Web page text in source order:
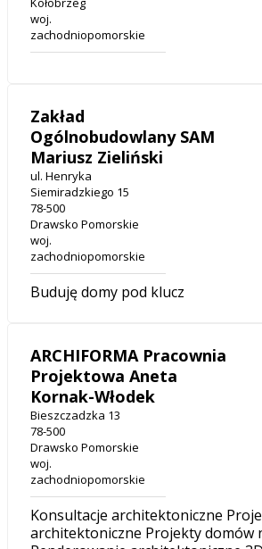
woj.
zachodniopomorskie
Zakład
Ogólnobudowlany SAM
Mariusz Zieliński
ul. Henryka
Siemiradzkiego 15
78-500
Drawsko Pomorskie
woj.
zachodniopomorskie
Buduję domy pod klucz
ARCHIFORMA Pracownia
Projektowa Aneta
Kornak-Włodek
Bieszczadzka 13
78-500
Drawsko Pomorskie
woj.
zachodniopomorskie
Konsultacje architektoniczne
architektoniczne Projekty domów